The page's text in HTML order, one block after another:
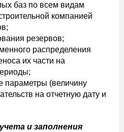
баз по всем видам
компанией
резервов;
распределения
их части на
параметры (величину
на отчетную дату и
и заполнения